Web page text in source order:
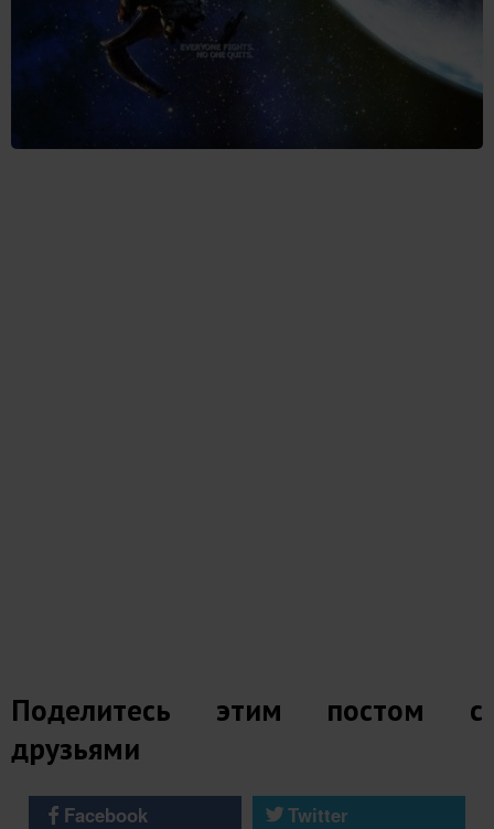
Поделитесь этим постом с
друзьями
Facebook
Twitter